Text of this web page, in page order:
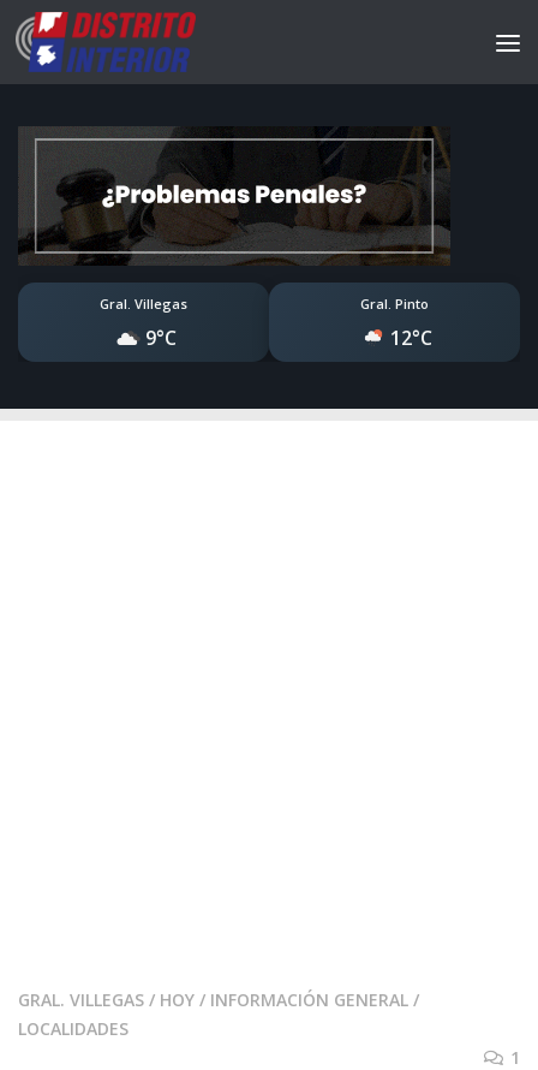
Gral. Villegas
9°C
Gral. Pinto
12°C
GRAL. VILLEGAS / HOY / INFORMACIÓN GENERAL /
LOCALIDADES
1